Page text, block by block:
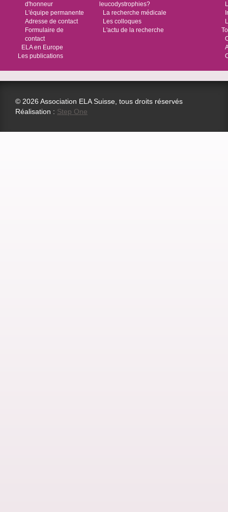
d'honneur
L'équipe permanente
Adresse de contact
Formulaire de
contact
ELA en Europe
Les publications
leucodystrophies?
La recherche médicale
Les colloques
L'actu de la recherche
© 2026 Association ELA Suisse, tous droits réservés
Réalisation : Step One